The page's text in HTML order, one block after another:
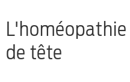
de tête